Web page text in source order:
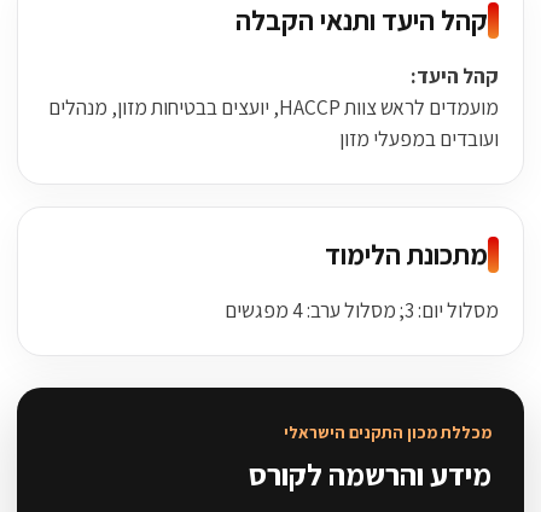
קהל היעד ותנאי הקבלה
קהל היעד:
מועמדים לראש צוות HACCP, יועצים בבטיחות מזון, מנהלים
ועובדים במפעלי מזון
מתכונת הלימוד
מסלול יום: 3; מסלול ערב: 4 מפגשים
מכללת מכון התקנים הישראלי
מידע והרשמה לקורס